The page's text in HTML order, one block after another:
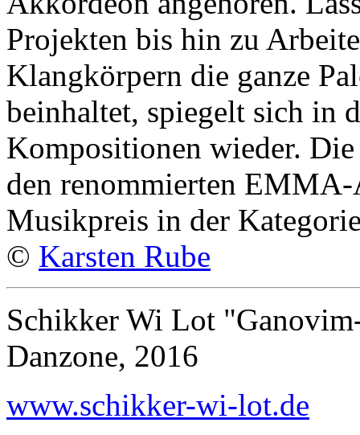
Projekten bis hin zu
Klangkörpern die ganze
beinhaltet, spiegelt sich in
Kompositionen wieder.
den renommierten
Musikpreis in der
© Karsten Rube
Schikker Wi Lot
Danzone, 2016
www.schikker-wi-lot.de